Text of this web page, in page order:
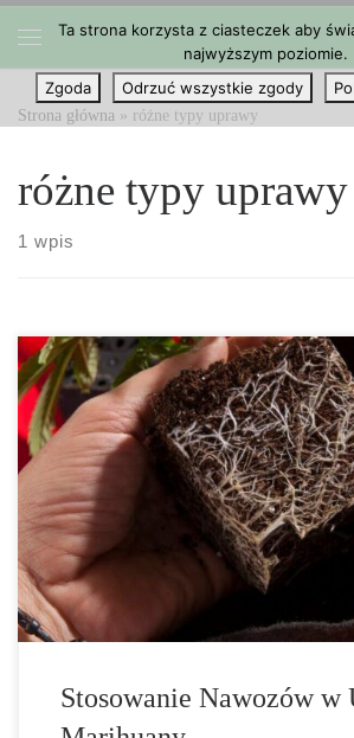
Przejdź do treści
Strona główna » różne typy uprawy
różne typy uprawy
1 wpis
Odpowiednie wykorzystanie nawozów w
Wybór dobrego nawozu do konopi jest
domowej uprawy, ponieważ może pomóc
zdrowiu i zwiększyć plony. Jednak jeden
do wszystkich, ponieważ rośliny konopi mają
Stosowanie Nawozów w
Ta strona korzysta z ciasteczek aby
najwyższym poziomie.
Zgoda
Odrzuć wszystkie zgody